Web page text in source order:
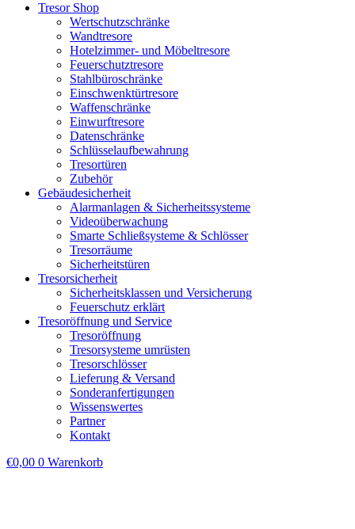
Tresor Shop
Wertschutzschränke
Wandtresore
Hotelzimmer- und Möbeltresore
Feuerschutztresore
Stahlbüroschränke
Einschwenktürtresore
Waffenschränke
Einwurftresore
Datenschränke
Schlüsselaufbewahrung
Tresortüren
Zubehör
Gebäudesicherheit
Alarmanlagen & Sicherheitssysteme
Videoüberwachung
Smarte Schließsysteme & Schlösser
Tresorräume
Sicherheitstüren
Tresorsicherheit
Sicherheitsklassen und Versicherung
Feuerschutz erklärt
Tresoröffnung und Service
Tresoröffnung
Tresorsysteme umrüsten
Tresorschlösser
Lieferung & Versand
Sonderanfertigungen
Wissenswertes
Partner
Kontakt
€0,00 0 Warenkorb